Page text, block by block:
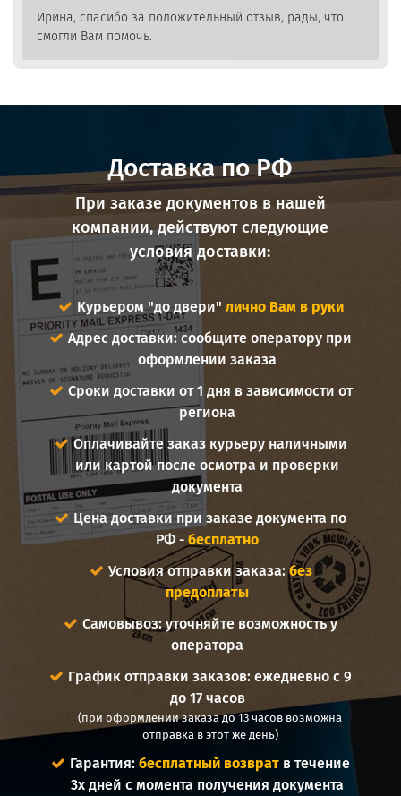
Ирина, спасибо за положительный отзыв, рады, что
смогли Вам помочь.
Доставка по РФ
При заказе документов в нашей
компании, действуют следующие
условия доставки:
Курьером "до двери" лично Вам в руки
Адрес доставки: сообщите оператору при
оформлении заказа
Сроки доставки от 1 дня в зависимости от
региона
Оплачивайте заказ курьеру наличными
или картой после осмотра и проверки
документа
Цена доставки при заказе документа по
РФ -бесплатно
Условия отправки заказа:без
предоплаты
Самовывоз: уточняйте возможность у
оператора
График отправки заказов: ежедневно с 9
до 17 часов
(при оформлении заказа до 13 часов возможна
отправка в этот же день)
Гарантия:бесплатный возврат в течение
3х дней с момента получения документа